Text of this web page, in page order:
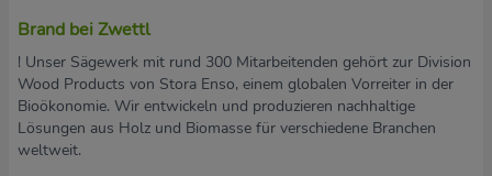
Brand bei Zwettl
! Unser Sägewerk mit rund 300 Mitarbeitenden gehört zur Division
Wood Products von Stora Enso, einem globalen Vorreiter in der
Bioökonomie. Wir entwickeln und produzieren nachhaltige
Lösungen aus Holz und Biomasse für verschiedene Branchen
weltweit.